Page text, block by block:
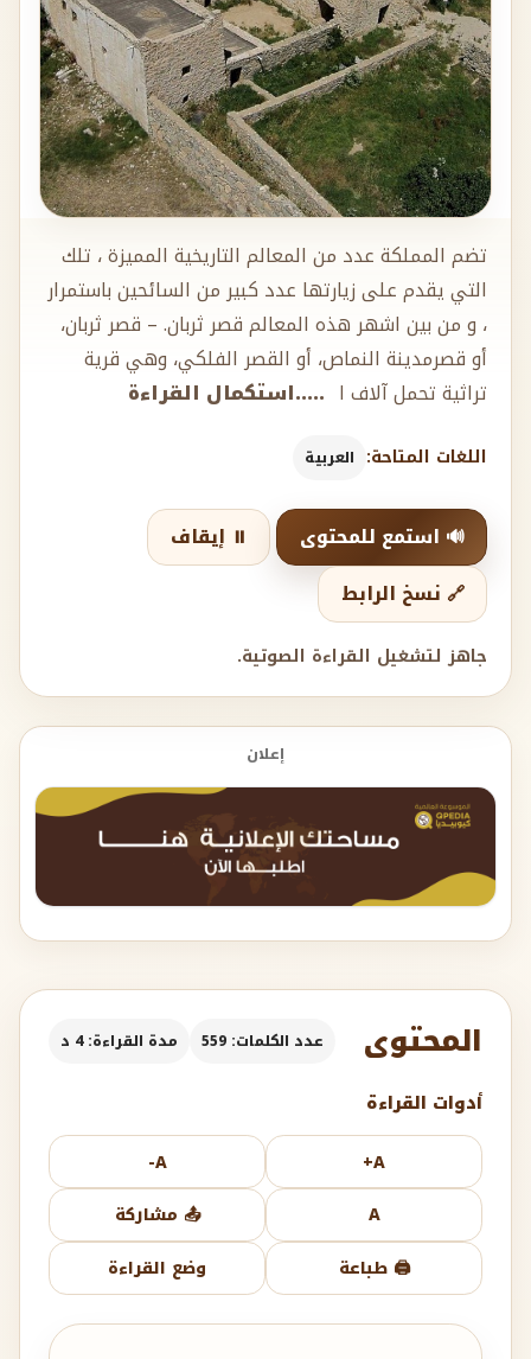
تضم المملكة عدد من المعالم التاريخية المميزة ، تلك
التي يقدم على زيارتها عدد كبير من السائحين باستمرار
، و من بين اشهر هذه المعالم قصر ثربان. – قصر ثربان،
أو قصرمدينة النماص، أو القصر الفلكي، وهي قرية
تراثية تحمل آلاف ا .....استكمال القراءة
اللغات المتاحة: العربية
🔊 استمع للمحتوى
⏸️ إيقاف
🔗 نسخ الرابط
جاهز لتشغيل القراءة الصوتية.
إعلان
المحتوى عدد الكلمات: 559 مدة القراءة: 4 د
أدوات القراءة
A+
A-
A
📤 مشاركة
🖨️ طباعة
وضع القراءة